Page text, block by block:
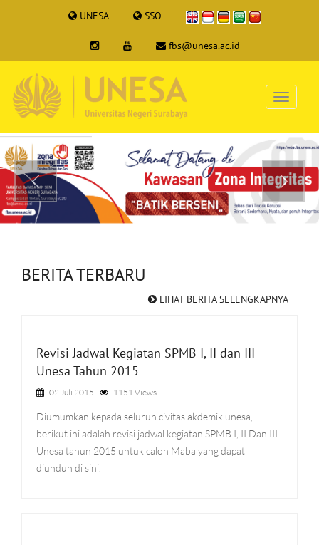
UNESA SSO
fbs@unesa.ac.id
BERITA TERBARU
LIHAT BERITA SELENGKAPNYA
Revisi Jadwal Kegiatan SPMB I, II dan III
Unesa Tahun 2015
02 Juli 2015 1151 Views
Diumumkan kepada seluruh civitas akdemik unesa,
berikut ini adalah revisi jadwal kegiatan SPMB I, II Dan III
Unesa tahun 2015 untuk calon Maba yang dapat
diunduh di sini.